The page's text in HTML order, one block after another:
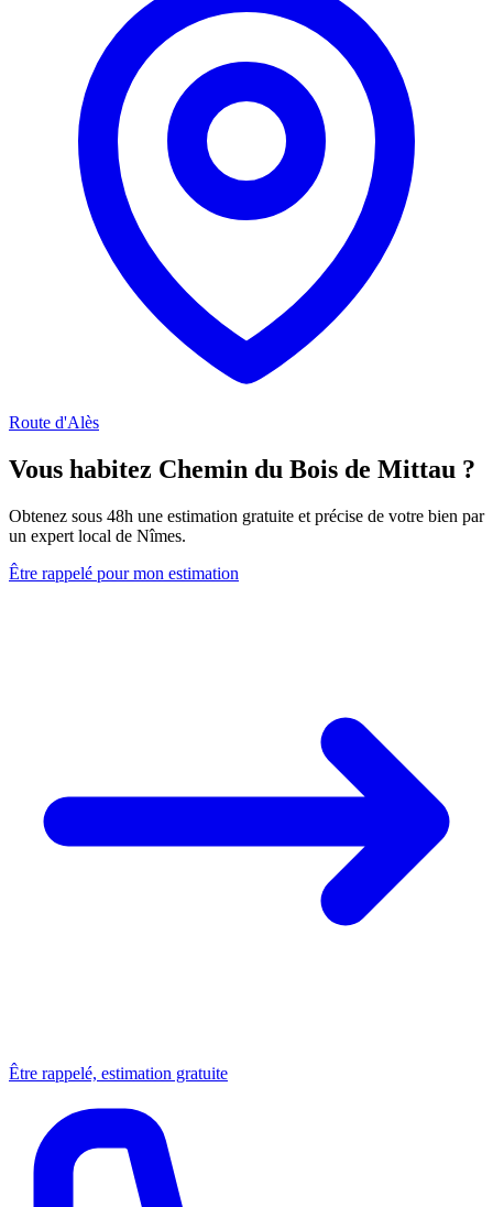
Route d'Alès
Vous habitez Chemin du Bois de Mittau ?
Obtenez sous 48h une estimation gratuite et précise de votre bien par
un expert local de Nîmes.
Être rappelé pour mon estimation
Être rappelé, estimation gratuite